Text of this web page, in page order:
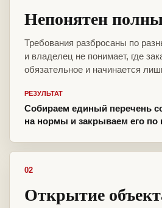
Непонятен
Требования разбросаны по
и владелец не понимает, где
обязательное и начинается
РЕЗУЛЬТАТ
Собираем единый перечень
на нормы и закрываем его по
02
Открытие